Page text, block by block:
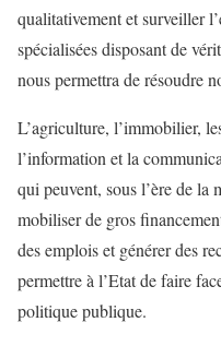
qualitativement et surveiller
spécialisées disposant de
nous permettra de résoudre
L’agriculture, l’immobilier,
l’information et la
qui peuvent, sous l’ère de la
mobiliser de gros
des emplois et générer des
permettre à l’Etat de faire
politique publique.